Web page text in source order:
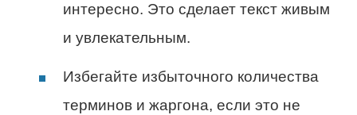
интересно. Это сделает текст живым
и увлекательным.
Избегайте избыточного количества
терминов и жаргона, если это не